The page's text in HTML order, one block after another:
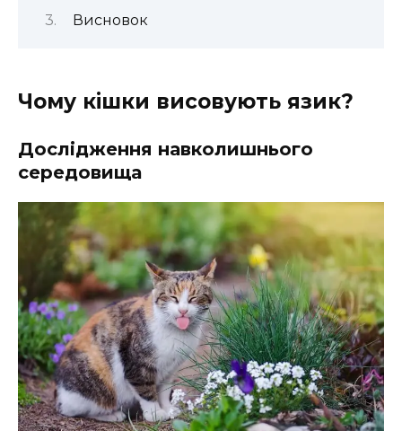
Висновок
Чому кішки висовують язик?
Дослідження навколишнього
середовища